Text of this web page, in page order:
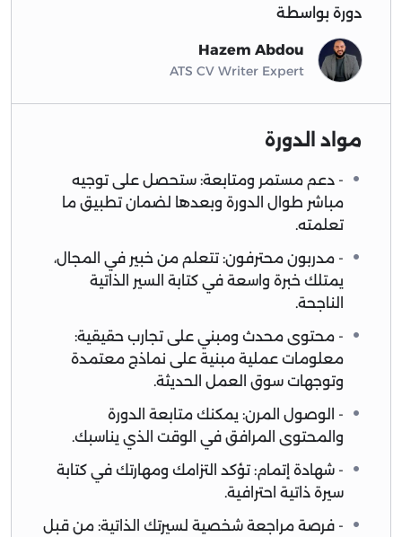
دورة بواسطة
Hazem Abdou
ATS CV Writer Expert
مواد الدورة
- دعم مستمر ومتابعة: ستحصل على توجيه
مباشر طوال الدورة وبعدها لضمان تطبيق ما
تعلمته.
- مدربون محترفون: تتعلم من خبير في المجال،
يمتلك خبرة واسعة في كتابة السير الذاتية
الناجحة.
- محتوى محدث ومبني على تجارب حقيقية:
معلومات عملية مبنية على نماذج معتمدة
وتوجهات سوق العمل الحديثة.
- الوصول المرن: يمكنك متابعة الدورة
والمحتوى المرافق في الوقت الذي يناسبك.
- شهادة إتمام: تؤكد التزامك ومهارتك في كتابة
سيرة ذاتية احترافية.
- فرصة مراجعة شخصية لسيرتك الذاتية: من قبل